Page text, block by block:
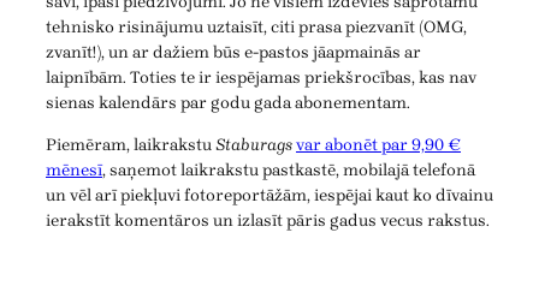
tehnisko risinājumu uztaisīt, citi prasa piezvanīt (OMG,
zvanīt!), un ar dažiem būs e-pastos jāapmainās ar
laipnībām. Toties te ir iespējamas priekšrocības, kas nav
sienas kalendārs par godu gada abonementam.
Piemēram, laikrakstuStaburagsvar abonēt par 9,90 €
mēnesī, saņemot laikrakstu pastkastē, mobilajā telefonā
un vēl arī piekļuvi fotoreportāžām, iespējai kaut ko dīvainu
ierakstīt komentāros un izlasīt pāris gadus vecus rakstus.